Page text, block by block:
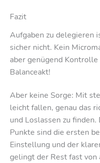
Fazit
Aufgaben zu delegieren
sicher nicht. Kein
aber genügend
Balanceakt!
Aber keine Sorge: Mit
leicht fallen, genau das
und Loslassen zu
Punkte sind die ersten
Einstellung und der
gelingt der Rest fast von